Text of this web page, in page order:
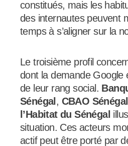
constitués, mais les
des internautes peuvent
temps à s’aligner sur la
Le troisième profil
dont la demande Google
de leur rang social.
Sénégal, CBAO Sénégal
l’Habitat du Sénégal
situation. Ces acteurs
actif peut être porté par